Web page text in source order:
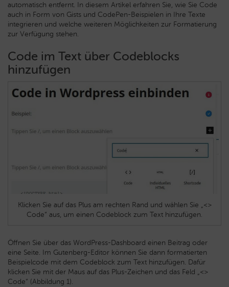
automatisch entfernt. In diesem Artikel erfahren Sie, wie Sie Code
auch in Form von Gists und CodePen-Beispielen in Ihre Texte
integrieren und welche weiteren Möglichkeiten zur Formatierung
zur Verfügung stehen.
Code im Text über Codeblocks
hinzufügen
Klicken Sie auf das Plus am rechten Rand und wählen Sie „<>
Code“ aus, um einen Codeblock zum Text hinzufügen.
Öffnen Sie über das WordPress-Dashboard einen Beitrag oder
eine Seite. Im Gutenberg-Editor können Sie dann formatierten
Beispielcode mit dem Codeblock zum Text hinzufügen. Dafür
klicken Sie mit der Maus auf das Plus-Zeichen und das Feld „<>
Code“ (Abbildung 1).